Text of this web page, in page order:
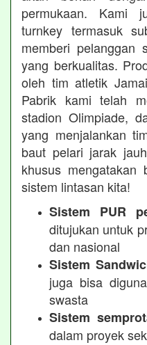
permukaan. Kami
turnkey termasuk
memberi pelanggan
yang berkualitas.
oleh tim atletik
Pabrik kami telah
stadion Olimpiade,
yang menjalankan
baut pelari jarak
khusus
sistem lintasan kita!
Sistem PUR
ditujukan untuk
dan nasional
Sistem
juga bisa
swasta
Sistem
dalam proyek